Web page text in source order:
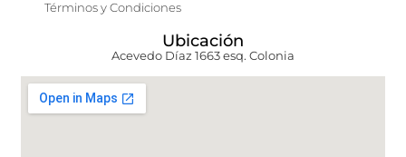
Términos y Condiciones
Ubicación
Acevedo Díaz 1663 esq. Colonia